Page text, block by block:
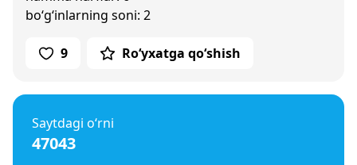
bo‘g‘inlarning soni: 2
9 Ro‘yxatga qo‘shish
Saytdagi o‘rni
47043